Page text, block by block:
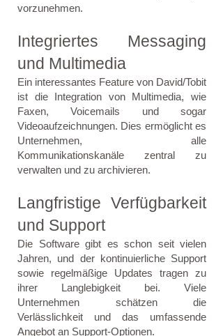
vorzunehmen.
Integriertes Messaging
und Multimedia
Ein interessantes Feature von David/Tobit
ist die Integration von Multimedia, wie
Faxen, Voicemails und sogar
Videoaufzeichnungen. Dies ermöglicht es
Unternehmen, alle
Kommunikationskanäle zentral zu
verwalten und zu archivieren.
Langfristige Verfügbarkeit
und Support
Die Software gibt es schon seit vielen
Jahren, und der kontinuierliche Support
sowie regelmäßige Updates tragen zu
ihrer Langlebigkeit bei. Viele
Unternehmen schätzen die
Verlässlichkeit und das umfassende
Angebot an Support-Optionen.